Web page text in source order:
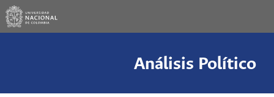
Análisis Político